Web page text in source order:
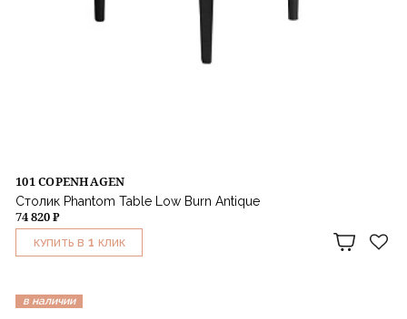
101 COPENHAGEN
Столик Phantom Table Low Burn Antique
74 820 ₽
КУПИТЬ В 1 КЛИК
в наличии